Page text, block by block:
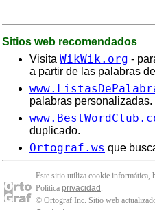
Sitios web recomendados
Visita WikWik.org -
a partir de las palabras
palabras personalizadas.
duplicado.
Ortograf.ws que
Este sitio utiliza cookie informática,
Política privacidad .
© Ortograf Inc. Sitio web